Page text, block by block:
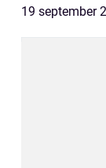
19 september